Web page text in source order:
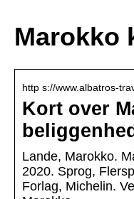
Marokko
http s://www.albatros-
Kort over
Lande, Marokko.
2020. Sprog,
Forlag, Michelin.